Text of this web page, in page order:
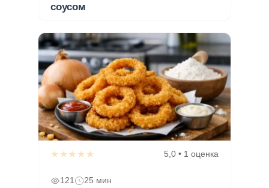
соусом
★★★★★ 5,0 • 1 оценка
121 25 мин